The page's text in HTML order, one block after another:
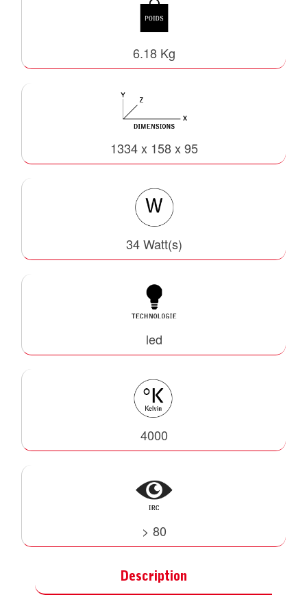
6.18 Kg
1334 x 158 x 95
34 Watt(s)
led
4000
> 80
Description